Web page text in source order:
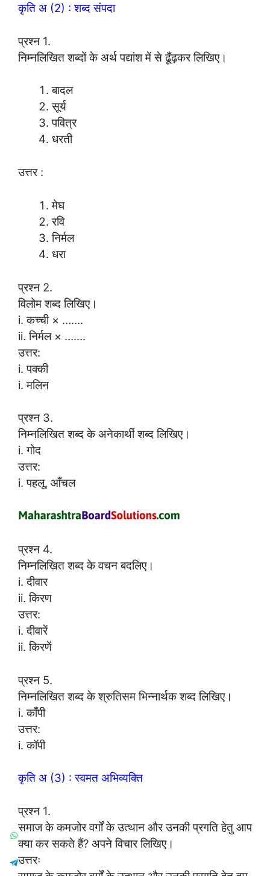
कृति अ (2) : शब्द संपदा
प्रश्न 1.
निम्नलिखित शब्दों के अर्थ पद्यांश में से ढूँढ़कर लिखिए।
बादल
सूर्य
पवित्र
धरती
उत्तर :
मेघ
रवि
निर्मल
धरा
प्रश्न 2.
विलोम शब्द लिखिए।
i. कच्ची × …….
ii. निर्मल × …….
उत्तर:
i. पक्की
i. मलिन
प्रश्न 3.
निम्नलिखित शब्द के अनेकार्थी शब्द लिखिए।
i. गोद
उत्तर:
i. पहलू, आँचल
प्रश्न 4.
निम्नलिखित शब्द के वचन बदलिए।
i. दीवार
ii. किरण
उत्तर:
i. दीवारें
ii. किरणें
प्रश्न 5.
निम्नलिखित शब्द के श्रुतिसम भिन्नार्थक शब्द लिखिए।
i. काँपी
उत्तर:
i. कॉपी
कृति अ (3) : स्वमत अभिव्यक्ति
प्रश्न 1.
समाज के कमजोर वर्गों के उत्थान और उनकी प्रगति हेतु आप
क्या कर सकते हैं? अपने विचार लिखिए।
उत्तरः